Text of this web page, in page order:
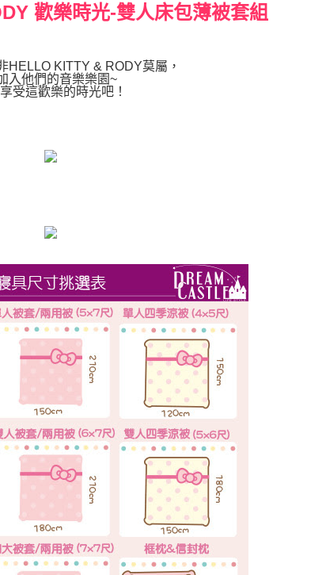
歡樂時光-雙人床包薄被套組
HELLO KITTY & RODY莫屬，
入他們的音樂樂園~
受這歡樂的時光吧！